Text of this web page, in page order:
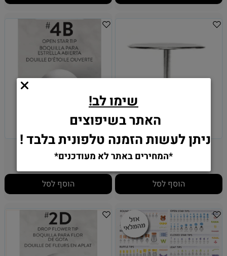
מסמר לפרחים וילטון
₪12.90
הוסף לסל
צנטר 4B - וילטון
16.90
הוסף לסל
שימו לב!
האתר בשיפוצים
ניתן לעשות הזמנה טלפונית בלבד !
*המחירים באתר לא מעודכנים*